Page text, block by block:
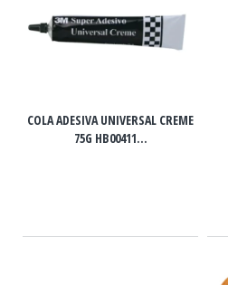
COLA ADESIVA UNIVERSAL CREME
75G HB00411...